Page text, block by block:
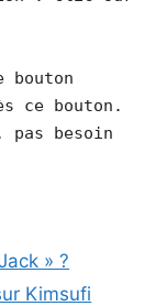
ce bouton.
besoin
» ?
Kimsufi